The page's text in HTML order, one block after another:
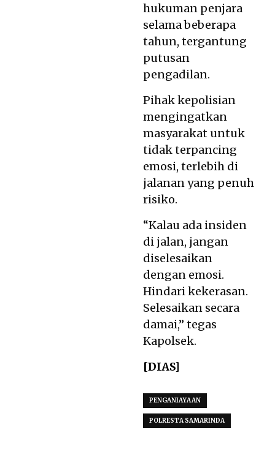
hukuman penjara
selama beberapa
tahun, tergantung
putusan
pengadilan.
Pihak kepolisian
mengingatkan
masyarakat untuk
tidak terpancing
emosi, terlebih di
jalanan yang penuh
risiko.
“Kalau ada insiden
di jalan, jangan
diselesaikan
dengan emosi.
Hindari kekerasan.
Selesaikan secara
damai,” tegas
Kapolsek.
[DIAS]
PENGANIAYAAN
POLRESTA SAMARINDA